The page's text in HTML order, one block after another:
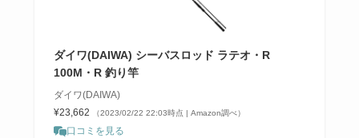
ダイワ(DAIWA) シーバスロッド ラテオ・R
100M・R 釣り竿
ダイワ(DAIWA)
¥23,662
（2023/02/22 22:03時点 | Amazon調べ）
口コミを見る